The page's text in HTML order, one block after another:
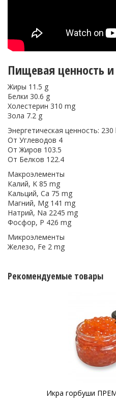
Пищевая ценность и
Жиры 11.5 g
Белки 30.6 g
Холестерин 310 mg
Зола 7.2 g
Энергетическая ценность: 230
От Углеводов 4
От Жиров 103.5
От Белков 122.4
Макроэлементы
Калий, K 85 mg
Кальций, Ca 75 mg
Магний, Mg 141 mg
Натрий, Na 2245 mg
Фосфор, P 426 mg
Микроэлементы
Железо, Fe 2 mg
Рекомендуемые товары
Икра горбуши